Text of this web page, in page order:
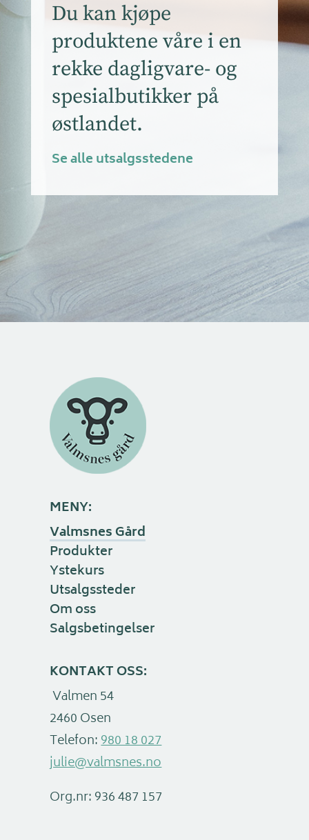
Du kan kjøpe
produktene våre i en
rekke dagligvare- og
spesialbutikker på
østlandet.
Se alle utsalgsstedene
MENY:
Valmsnes Gård
Produkter
Ystekurs
Utsalgssteder
Om oss
Salgsbetingelser
KONTAKT OSS:
Valmen 54
2460 Osen
Telefon:980 18 027
julie@valmsnes.no
Org.nr:936 487 157